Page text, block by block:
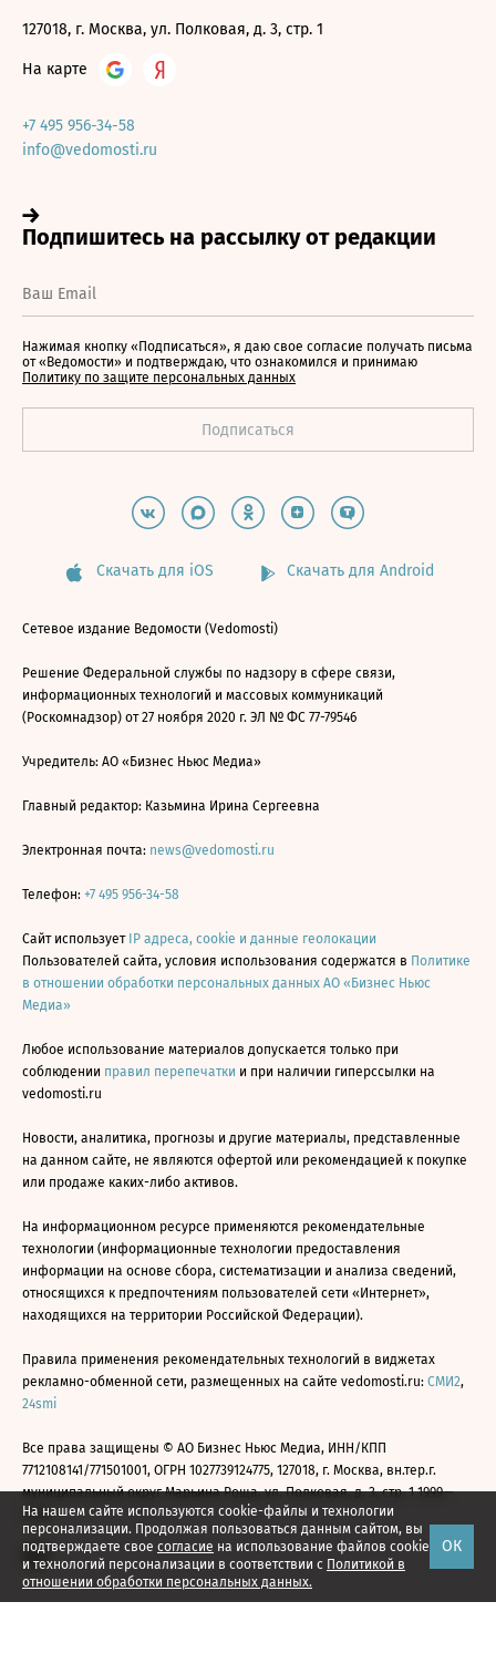
На нашем сайте используются cookie-файлы и технологии
персонализации. Продолжая пользоваться данным сайтом, вы
подтверждаете свое согласие на использование файлов cookie
и технологий персонализации в соответствии с Политикой в
отношении обработки персональных данных.
ОК
127018, г. Москва, ул. Полковая, д. 3, стр. 1
На карте
+7 495 956-34-58
info@vedomosti.ru
Нажимая кнопку «Подписаться», я даю свое согласие получать письма
от «Ведомости» и подтверждаю, что ознакомился и принимаю
Политику по защите персональных данных
Скачать для iOS Скачать для Android
Сетевое издание Ведомости (Vedomosti)
Решение Федеральной службы по надзору в сфере связи,
информационных технологий и массовых коммуникаций
(Роскомнадзор) от 27 ноября 2020 г. ЭЛ № ФС 77-79546
Учредитель: АО «Бизнес Ньюс Медиа»
Главный редактор: Казьмина Ирина Сергеевна
Электронная почта: news@vedomosti.ru
Телефон: +7 495 956-34-58
Сайт использует IP адреса, cookie и данные геолокации
Пользователей сайта, условия использования содержатся в Политике
в отношении обработки персональных данных АО «Бизнес Ньюс
Медиа»
Любое использование материалов допускается только при
соблюдении правил перепечатки и при наличии гиперссылки на
vedomosti.ru
Новости, аналитика, прогнозы и другие материалы, представленные
на данном сайте, не являются офертой или рекомендацией к покупке
или продаже каких-либо активов.
На информационном ресурсе применяются рекомендательные
технологии (информационные технологии предоставления
информации на основе сбора, систематизации и анализа сведений,
относящихся к предпочтениям пользователей сети «Интернет»,
находящихся на территории Российской Федерации).
Правила применения рекомендательных технологий в виджетах
рекламно-обменной сети, размещенных на сайте vedomosti.ru: СМИ2,
24smi
Все права защищены © АО Бизнес Ньюс Медиа, ИНН/КПП
7712108141/771501001, ОГРН 1027739124775, 127018, г. Москва, вн.тер.г.
муниципальный округ Марьина Роща, ул. Полковая, д. 3, стр. 1 1999—
2026